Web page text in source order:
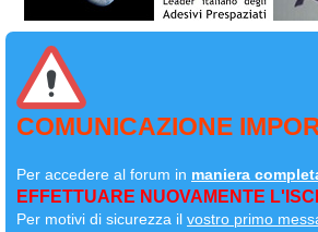
COMUNICAZIONE
Per accedere al forum in maniera
EFFETTUARE NUOVAMENTE
Per motivi di sicurezza il vostro primo